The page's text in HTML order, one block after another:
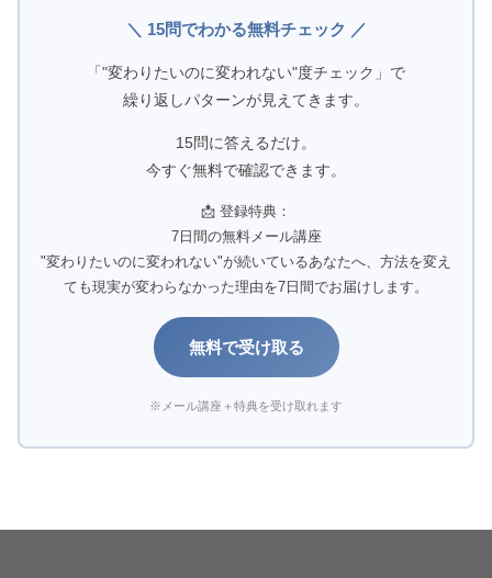
＼ 15問でわかる無料チェック ／
「"変わりたいのに変われない"度チェック」で
繰り返しパターンが見えてきます。
15問に答えるだけ。
今すぐ無料で確認できます。
📩 登録特典：
7日間の無料メール講座
"変わりたいのに変われない"が続いているあなたへ、方法を変え
ても現実が変わらなかった理由を7日間でお届けします。
無料で受け取る
※メール講座＋特典を受け取れます